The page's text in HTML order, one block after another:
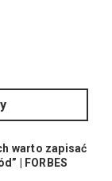
warto zapisać
| FORBES